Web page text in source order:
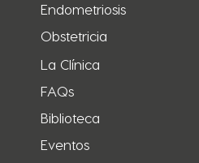
Endometriosis
Obstetricia
La Clínica
FAQs
Biblioteca
Eventos